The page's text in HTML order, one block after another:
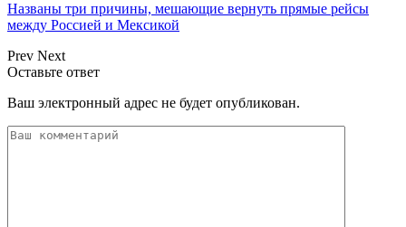
Названы три причины, мешающие вернуть прямые рейсы
между Россией и Мексикой
Prev Next
Оставьте ответ
Ваш электронный адрес не будет опубликован.